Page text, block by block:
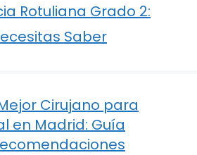
Rotuliana Grado 2:
Saber
Cirujano para
en Madrid: Guía